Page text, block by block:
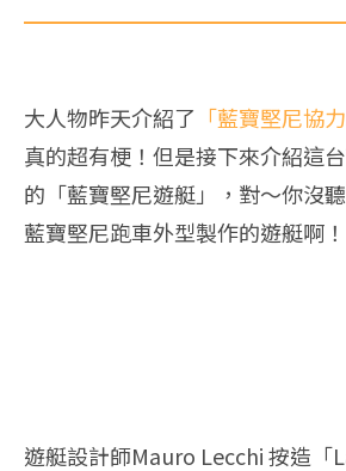
大人物昨天介紹了 「藍寶堅尼協力
真的超有梗！但是接下來介紹這
的「藍寶堅尼遊艇」，對～你沒
藍寶堅尼跑車外型製作的遊艇啊！
遊艇設計師Mauro Lecchi 按造